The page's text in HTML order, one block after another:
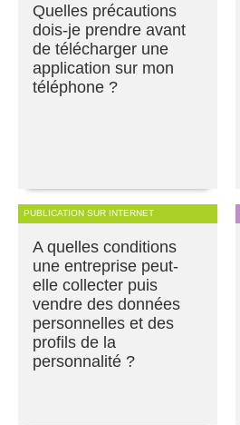
Quelles précautions
dois-je prendre avant
de télécharger une
application sur mon
téléphone ?
PUBLICATION SUR INTERNET
A quelles conditions
une entreprise peut-
elle collecter puis
vendre des données
personnelles et des
profils de la
personnalité ?